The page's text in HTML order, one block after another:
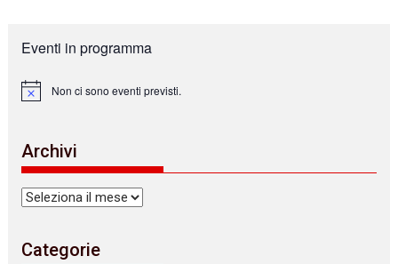
Eventi in programma
N
c
e
Non ci sono eventi previsti.
Archivi
Archivi
Categorie